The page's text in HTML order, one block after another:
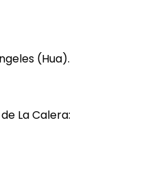
(Hua).
La Calera: